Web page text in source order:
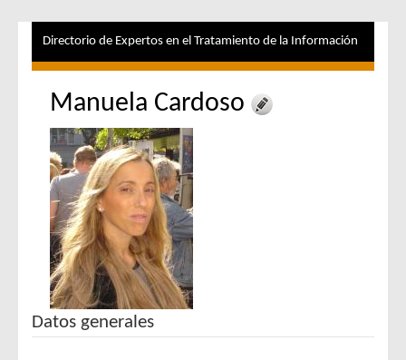
Directorio de Expertos en el Tratamiento de la Información
Manuela Cardoso
Datos generales